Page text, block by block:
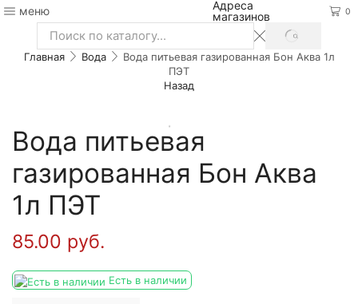
меню
Адреса
магазинов
0
Search
input
SEARCH
Главная Вода
Вода питьевая газированная Бон Аква 1л
ПЭТ
Назад
Вода питьевая
газированная Бон Аква
1л ПЭТ
85.00 руб.
Есть в наличии